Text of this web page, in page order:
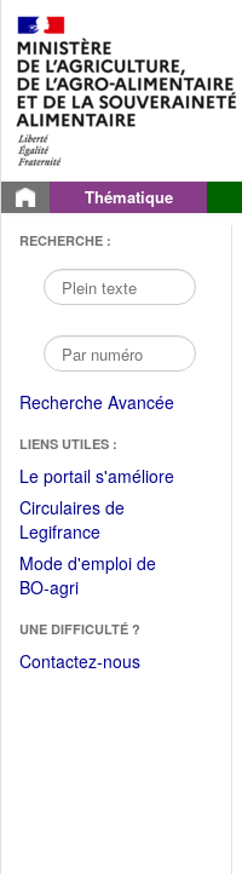
Thématique
RECHERCHE :
Recherche Avancée
LIENS UTILES :
Le portail s'améliore(Fichier
Circulaires de
Legifrance(Ouvrir
dans
une
fenêtre)
Mode d'emploi de
BO-agri(Ouvrir
une
nouvelle
UNE DIFFICULTÉ ?
Contactez-nous